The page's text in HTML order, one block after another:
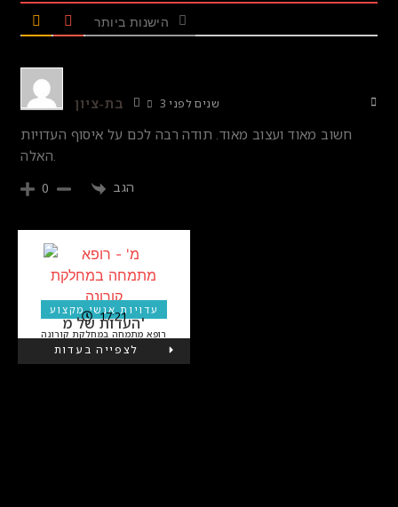
הישנות ביותר
בת-ציון 3 שנים לפני
חשוב מאוד ועצוב מאוד. תודה רבה לכם על איסוף העדויות
האלה.
0 הגב
עדויות אנשי מקצוע
17:21 העדות של מ'
רופא מתמחה במחלקת קורונה
לצפייה בעדות